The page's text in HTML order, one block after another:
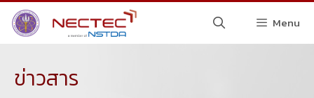
Menu
ข่าวสาร